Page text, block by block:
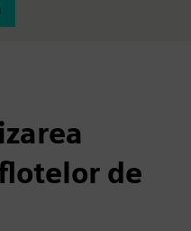
de